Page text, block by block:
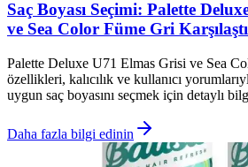
Saç Boyası Seçimi: Palette
ve Sea Color Füme Gri
Palette Deluxe U71 Elmas Grisi ve Sea
özellikleri, kalıcılık ve kullanıcı
uygun saç boyasını seçmek için detaylı
Daha fazla bilgi edinin